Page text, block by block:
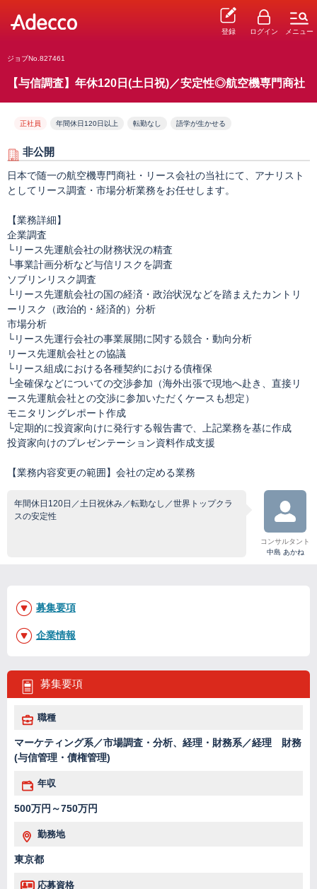
登録 ログイン メニュー
ジョブNo.827461
【与信調査】年休120日(土日祝)／安定性◎航空機専門商社
正社員 年間休日120日以上 転勤なし 語学が生かせる
非公開
日本で随一の航空機専門商社・リース会社の当社にて、アナリスト
としてリース調査・市場分析業務をお任せします。
【業務詳細】
企業調査
└リース先運航会社の財務状況の精査
└事業計画分析など与信リスクを調査
ソブリンリスク調査
└リース先運航会社の国の経済・政治状況などを踏まえたカントリ
ーリスク（政治的・経済的）分析
市場分析
└リース先運行会社の事業展開に関する競合・動向分析
リース先運航会社との協議
└リース組成における各種契約における債権保
└全確保などについての交渉参加（海外出張で現地へ赴き、直接リ
ース先運航会社との交渉に参加いただくケースも想定）
モニタリングレポート作成
└定期的に投資家向けに発行する報告書で、上記業務を基に作成
投資家向けのプレゼンテーション資料作成支援
【業務内容変更の範囲】会社の定める業務
年間休日120日／土日祝休み／転勤なし／世界トップクラ
スの安定性
コンサルタント
中島 あかね
募集要項
職種
マーケティング系／市場調査・分析、経理・財務系／経理 財務
(与信管理・債権管理)
年収
500万円～750万円
勤務地
東京都
応募資格
募集要項
企業情報